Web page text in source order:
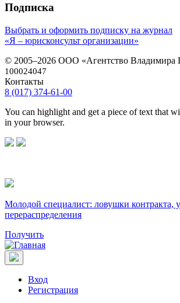
Подписка
Выбрать и оформить подписку на журнал
«Я – юрисконсульт организации»
© 2005–2026 ООО «Агентство Владимира
100024047
Контакты
8 (017) 374-61-00
You can highlight and get a piece of text that
in your browser.
Молодой специалист: ловушки контракта,
перераспределения
Получить
Вход
Регистрация